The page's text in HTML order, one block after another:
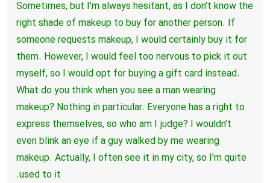
Sometimes, but I'm always hesitant, as I don't know the
right shade of makeup to buy for another person. If
someone requests makeup, I would certainly buy it for
them. However, I would feel too nervous to pick it out
myself, so I would opt for buying a gift card instead.
What do you think when you see a man wearing
makeup? Nothing in particular. Everyone has a right to
express themselves, so who am I judge? I wouldn't
even blink an eye if a guy walked by me wearing
makeup. Actually, I often see it in my city, so I'm quite
used to it.